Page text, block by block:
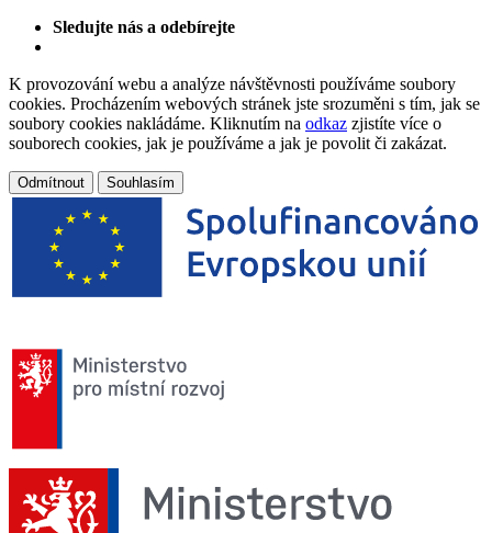
Sledujte nás a odebírejte
K provozování webu a analýze návštěvnosti používáme soubory
cookies. Procházením webových stránek jste srozuměni s tím, jak se
soubory cookies nakládáme. Kliknutím na odkaz zjistíte více o
souborech cookies, jak je používáme a jak je povolit či zakázat.
Odmítnout Souhlasím